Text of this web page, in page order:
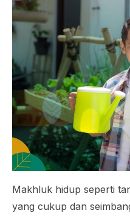
Makhluk hidup seperti
yang cukup dan